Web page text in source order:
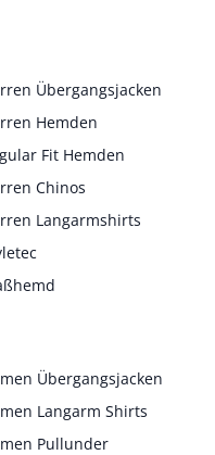
Übergangsjacken
Hemden
Fit Hemden
Chinos
Langarmshirts
Übergangsjacken
Langarm Shirts
Pullunder